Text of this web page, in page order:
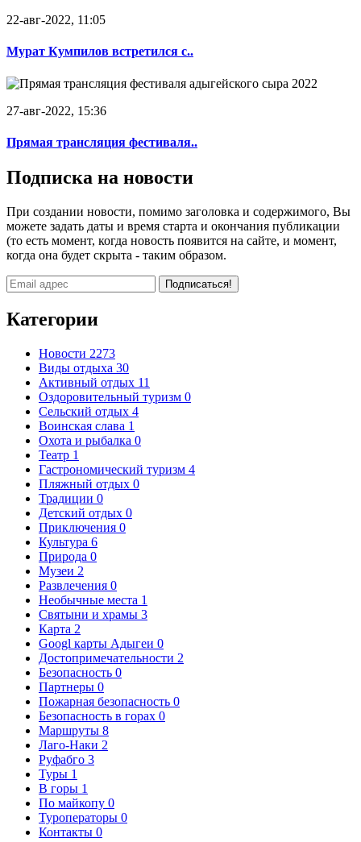
22-авг-2022, 11:05
Мурат Кумпилов встретился с..
27-авг-2022, 15:36
Прямая трансляция фестиваля..
Подписка на новости
При создании новости, помимо заголовка и содержимого, Вы
можете задать даты и время старта и окончания публикации
(то есть момент, когда новость появится на сайте, и момент,
когда она будет скрыта - таким образом.
Подписаться!
Категории
Новости 2273
Виды отдыха 30
Активный отдых 11
Оздоровительный туризм 0
Сельский отдых 4
Воинская слава 1
Охота и рыбалка 0
Театр 1
Гастрономический туризм 4
Пляжный отдых 0
Традиции 0
Детский отдых 0
Приключения 0
Культура 6
Природа 0
Музеи 2
Развлечения 0
Необычные места 1
Святыни и храмы 3
Карта 2
Googl карты Адыгеи 0
Достопримечательности 2
Безопасность 0
Партнеры 0
Пожарная безопасность 0
Безопасность в горах 0
Маршруты 8
Лаго-Наки 2
Руфабго 3
Туры 1
В горы 1
По майкопу 0
Туроператоры 0
Контакты 0